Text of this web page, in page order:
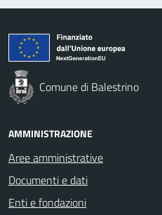
Comune di Balestrino
AMMINISTRAZIONE
Aree amministrative
Documenti e dati
Enti e fondazioni